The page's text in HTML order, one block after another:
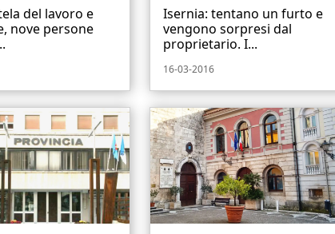
del lavoro e
nove persone
Isernia: tentano un furto e
vengono sorpresi dal
proprietario. I...
16-03-2016